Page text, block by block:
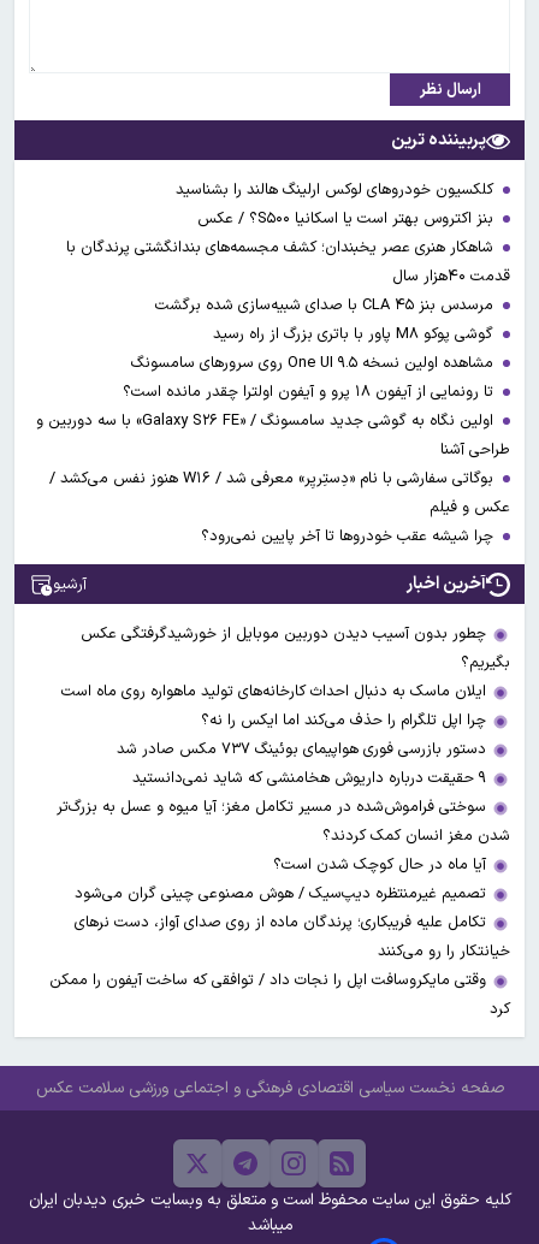
ارسال نظر
پربیننده ترین
کلکسیون خودروهای لوکس ارلینگ هالند را بشناسید
بنز اکتروس بهتر است یا اسکانیا S۵۰۰؟ / عکس
شاهکار هنری عصر یخبندان؛ کشف مجسمه‌های بندانگشتی‌ پرندگان با
قدمت ۴۰هزار سال
مرسدس بنز CLA ۴۵ با صدای شبیه‌سازی شده برگشت
گوشی پوکو M۸ پاور با باتری بزرگ از راه رسید
مشاهده اولین نسخه One UI ۹.۵ روی سرورهای سامسونگ
تا رونمایی از آیفون ۱۸ پرو و آیفون اولترا چقدر مانده است؟
اولین نگاه به گوشی جدید سامسونگ / «Galaxy S۲۶ FE» با سه دوربین و
طراحی آشنا
بوگاتی سفارشی با نام «دِستِریِر» معرفی شد / W۱۶ هنوز نفس می‌کشد /
عکس و فیلم
چرا شیشه عقب خودروها تا آخر پایین نمی‌رود؟
آخرین اخبار آرشیو
چطور بدون آسیب دیدن دوربین موبایل از خورشیدگرفتگی عکس
بگیریم؟
ایلان ماسک به دنبال احداث کارخانه‌های تولید ماهواره روی ماه است
چرا اپل تلگرام را حذف می‌کند اما ایکس را نه؟
دستور بازرسی فوری هواپیمای بوئینگ ۷۳۷ مکس صادر شد
۹ حقیقت درباره داریوش هخامنشی که شاید نمی‌دانستید
سوختی فراموش‌شده در مسیر تکامل مغز؛ آیا میوه و عسل به بزرگ‌تر
شدن مغز انسان کمک کردند؟
آیا ماه در حال کوچک شدن است؟
تصمیم غیرمنتظره دیپ‌سیک / هوش مصنوعی چینی گران می‌شود
تکامل علیه فریبکاری؛ پرندگان ماده از روی صدای آواز، دست نرهای
خیانتکار را رو می‌کنند
وقتی مایکروسافت اپل را نجات داد / توافقی که ساخت آیفون را ممکن
کرد
صفحه نخست سیاسی اقتصادی فرهنگی و اجتماعی ورزشی سلامت عکس
کلیه حقوق این سایت محفوظ است و متعلق به وبسایت خبری دیدبان ایران
میباشد